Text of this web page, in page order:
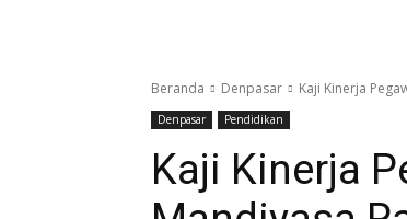
Beranda Denpasar Kaji Kinerja
Denpasar Pendidikan
Kaji Kinerja